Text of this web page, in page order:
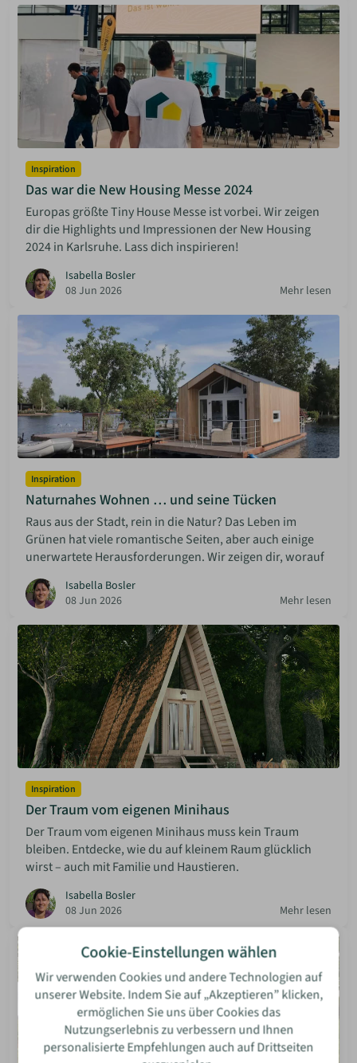
Inspiration
Das war die New Housing Messe 2024
Europas größte Tiny House Messe ist vorbei. Wir zeigen
dir die Highlights und Impressionen der New Housing
2024 in Karlsruhe. Lass dich inspirieren!
Isabella Bosler
08 Jun 2026
Mehr lesen
Inspiration
Naturnahes Wohnen … und seine Tücken
Raus aus der Stadt, rein in die Natur? Das Leben im
Grünen hat viele romantische Seiten, aber auch einige
unerwartete Herausforderungen. Wir zeigen dir, worauf
Isabella Bosler
08 Jun 2026
Mehr lesen
Inspiration
Der Traum vom eigenen Minihaus
Der Traum vom eigenen Minihaus muss kein Traum
bleiben. Entdecke, wie du auf kleinem Raum glücklich
wirst – auch mit Familie und Haustieren.
Isabella Bosler
08 Jun 2026
Mehr lesen
Cookie-Einstellungen wählen
Wir verwenden Cookies und andere Technologien auf
unserer Website. Indem Sie auf „Akzeptieren” klicken,
ermöglichen Sie uns über Cookies das
Nutzungserlebnis zu verbessern und Ihnen
personalisierte Empfehlungen auch auf Drittseiten